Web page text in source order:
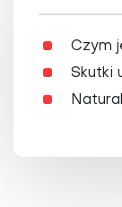
Czym
Skutki